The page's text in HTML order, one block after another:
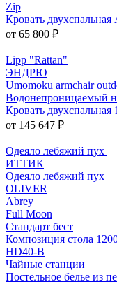
Zip
Кровать двухспальная
от 65 800 ₽
Lipp "Rattan"
ЭНДРЮ
Umomoku armchair
Водонепроницаемый
Кровать
от 145 647 ₽
Одеяло лебяжий пух
ИТТИК
Одеяло лебяжий пух
OLIVER
Abrey
Full Moon
Стандарт бест
Композиция стола
HD40-B
Чайные станции
Постельное белье из